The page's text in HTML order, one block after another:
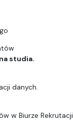
studia.
danych.
w Biurze Rekrutacji.